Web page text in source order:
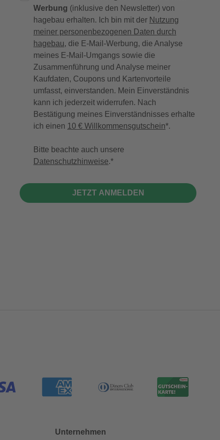
Werbung (inklusive den Newsletter) von
hagebau erhalten. Ich bin mit der Nutzung
meiner personenbezogenen Daten durch
hagebau, die E-Mail-Werbung, die Analyse
meines E-Mail-Umgangs sowie die
Zusammenführung und Analyse meiner
Kaufdaten, Coupons und Kartenvorteile
umfasst, einverstanden. Mein Einverständnis
kann ich jederzeit widerrufen. Nach
Bestätigung meines Einverständnisses erhalte
ich einen 10 € Willkommensgutschein*.
Bitte beachte auch unsere
Datenschutzhinweise.
JETZT ANMELDEN
Unternehmen